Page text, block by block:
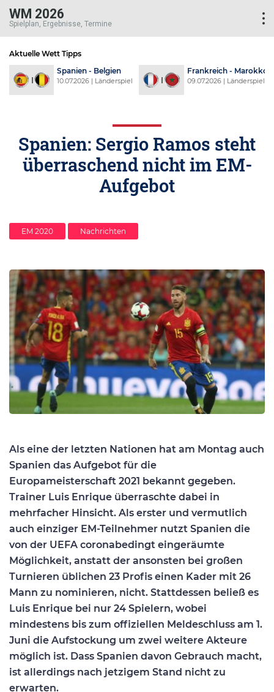
WM 2026
Spielplan, Ergebnisse, Termine
Aktuelle Wett Tipps
Spanien - Belgien
10.07.2026 | Länderspiel
Frankreich - Marokko
09.07.2026 | Länderspiel
Spanien: Sergio Ramos steht
überraschend nicht im EM-
Aufgebot
EM 2020 Nachrichten
Als eine der letzten Nationen hat am Montag auch
Spanien das Aufgebot für die
Europameisterschaft 2021 bekannt gegeben.
Trainer Luis Enrique überraschte dabei in
mehrfacher Hinsicht. Als erster und vermutlich
auch einziger EM-Teilnehmer nutzt Spanien die
von der UEFA coronabedingt eingeräumte
Möglichkeit, anstatt der ansonsten bei großen
Turnieren üblichen 23 Profis einen Kader mit 26
Mann zu nominieren, nicht. Stattdessen beließ es
Luis Enrique bei nur 24 Spielern, wobei
mindestens bis zum offiziellen Meldeschluss am 1.
Juni die Aufstockung um zwei weitere Akteure
möglich ist. Dass Spanien davon Gebrauch macht,
ist allerdings nach jetzigem Stand nicht zu
erwarten.